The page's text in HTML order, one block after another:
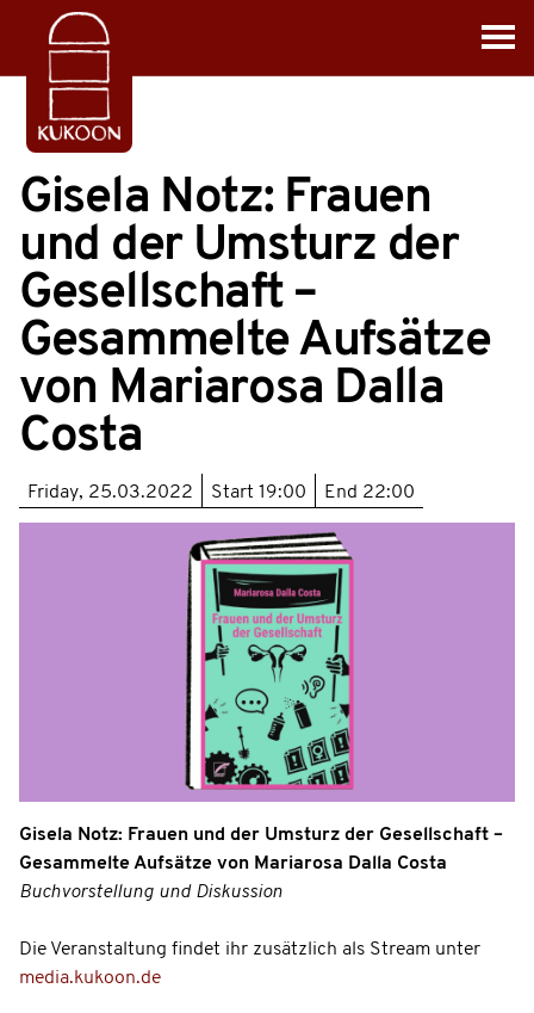
Gisela Notz: Frauen
und der Umsturz der
Gesellschaft –
Gesammelte Aufsätze
von Mariarosa Dalla
Costa
Friday, 25.03.2022 Start 19:00 End 22:00
Gisela Notz: Frauen und der Umsturz der Gesellschaft –
Gesammelte Aufsätze von Mariarosa Dalla Costa
Buchvorstellung und Diskussion
Die Veranstaltung findet ihr zusätzlich als Stream unter
media.kukoon.de